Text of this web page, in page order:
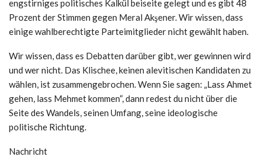
engstirniges politisches Kalkül beiseite gelegt und es gibt 48
Prozent der Stimmen gegen Meral Akşener. Wir wissen, dass
einige wahlberechtigte Parteimitglieder nicht gewählt haben.
Wir wissen, dass es Debatten darüber gibt, wer gewinnen wird
und wer nicht. Das Klischee, keinen alevitischen Kandidaten zu
wählen, ist zusammengebrochen. Wenn Sie sagen: „Lass Ahmet
gehen, lass Mehmet kommen“, dann redest du nicht über die
Seite des Wandels, seinen Umfang, seine ideologische
politische Richtung.
Nachricht